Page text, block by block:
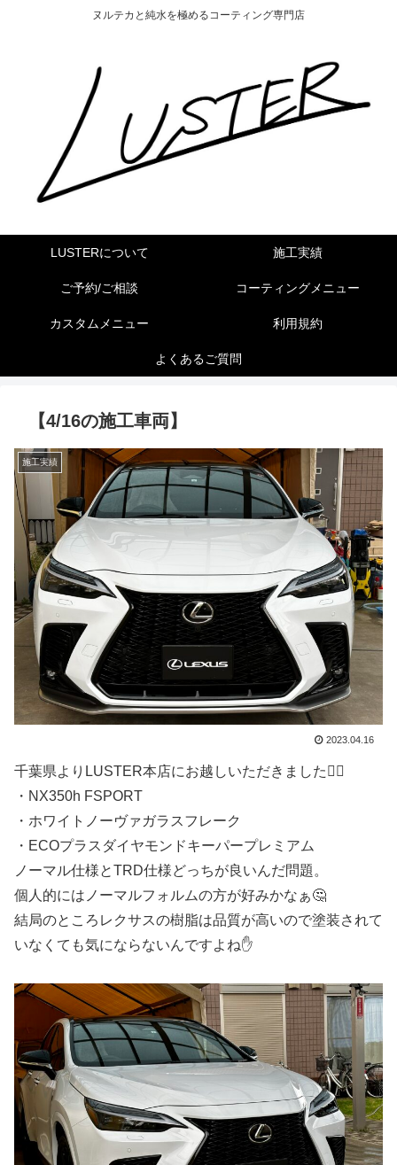
ヌルテカと純水を極めるコーティング専門店
LUSTERについて 施工実績
ご予約/ご相談 コーティングメニュー
カスタムメニュー 利用規約
よくあるご質問
【4/16の施工車両】
施工実績
2023.04.16
千葉県よりLUSTER本店にお越しいただきました🙇‍♂️
・NX350h FSPORT
・ホワイトノーヴァガラスフレーク
・ECOプラスダイヤモンドキーパープレミアム
ノーマル仕様とTRD仕様どっちが良いんだ問題。
個人的にはノーマルフォルムの方が好みかなぁ🤔
結局のところレクサスの樹脂は品質が高いので塗装されて
いなくても気にならないんですよね✋